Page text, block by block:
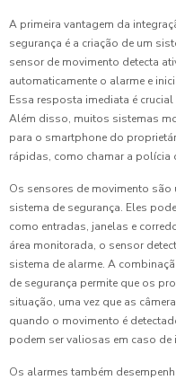
A primeira vantagem da
segurança é a criação de um
sensor de movimento detecta
automaticamente o alarme e
Essa resposta imediata é
Além disso, muitos sistemas
para o smartphone do
rápidas, como chamar a polícia
Os sensores de movimento
sistema de segurança. Eles
como entradas, janelas e
área monitorada, o sensor
sistema de alarme. A
de segurança permite que os
situação, uma vez que as
quando o movimento é
podem ser valiosas em caso de
Os alarmes também